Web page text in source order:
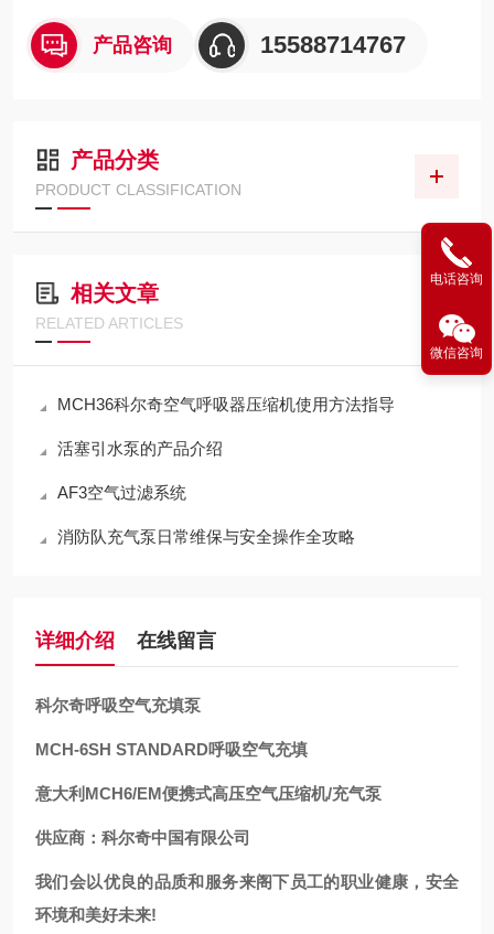
产品咨询 15588714767
产品分类
PRODUCT CLASSIFICATION
相关文章
RELATED ARTICLES
MCH36科尔奇空气呼吸器压缩机使用方法指导
活塞引水泵的产品介绍
AF3空气过滤系统
消防队充气泵日常维保与安全操作全攻略
详细介绍 在线留言
科尔奇呼吸空气充填泵
MCH-6SH STANDARD呼吸空气充填
意大利MCH6/EM便携式高压空气压缩机/充气泵
供应商：科尔奇中国有限公司
我们会以优良的品质和服务来阁下员工的职业健康，安全
环境和美好未来!
电话咨询
微信咨询